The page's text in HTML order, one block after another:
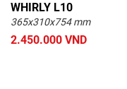
WHIRLY L10
365x310x754 mm
2.450.000 VND